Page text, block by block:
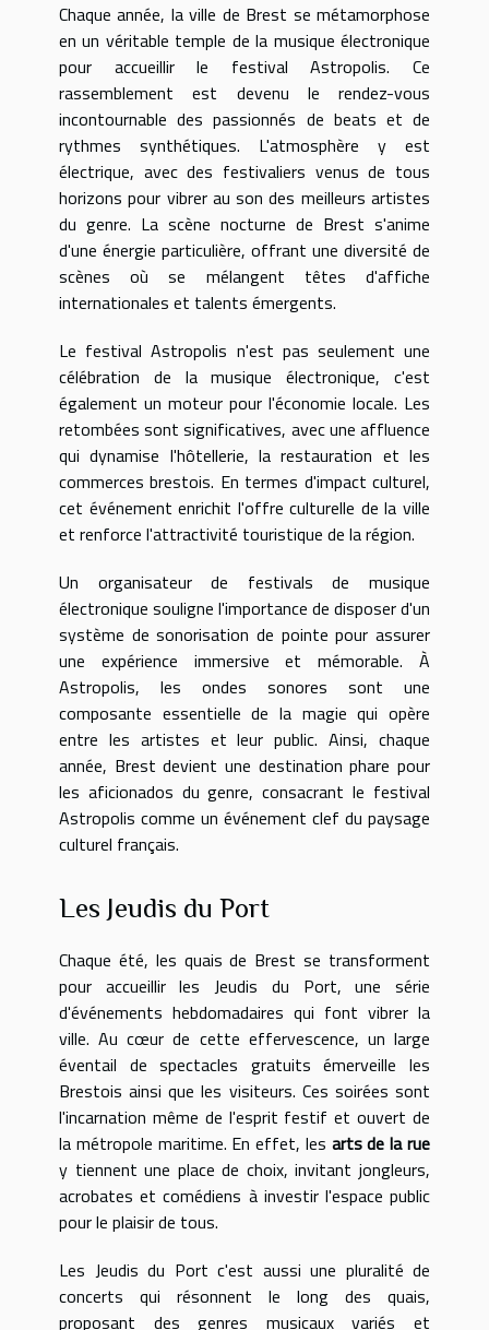
Chaque année, la ville de Brest se métamorphose
en un véritable temple de la musique électronique
pour accueillir le festival Astropolis. Ce
rassemblement est devenu le rendez-vous
incontournable des passionnés de beats et de
rythmes synthétiques. L'atmosphère y est
électrique, avec des festivaliers venus de tous
horizons pour vibrer au son des meilleurs artistes
du genre. La scène nocturne de Brest s'anime
d'une énergie particulière, offrant une diversité de
scènes où se mélangent têtes d'affiche
internationales et talents émergents.
Le festival Astropolis n'est pas seulement une
célébration de la musique électronique, c'est
également un moteur pour l'économie locale. Les
retombées sont significatives, avec une affluence
qui dynamise l'hôtellerie, la restauration et les
commerces brestois. En termes d'impact culturel,
cet événement enrichit l'offre culturelle de la ville
et renforce l'attractivité touristique de la région.
Un organisateur de festivals de musique
électronique souligne l'importance de disposer d'un
système de sonorisation de pointe pour assurer
une expérience immersive et mémorable. À
Astropolis, les ondes sonores sont une
composante essentielle de la magie qui opère
entre les artistes et leur public. Ainsi, chaque
année, Brest devient une destination phare pour
les aficionados du genre, consacrant le festival
Astropolis comme un événement clef du paysage
culturel français.
Les Jeudis du Port
Chaque été, les quais de Brest se transforment
pour accueillir les Jeudis du Port, une série
d'événements hebdomadaires qui font vibrer la
ville. Au cœur de cette effervescence, un large
éventail de spectacles gratuits émerveille les
Brestois ainsi que les visiteurs. Ces soirées sont
l'incarnation même de l'esprit festif et ouvert de
la métropole maritime. En effet, les arts de la rue
y tiennent une place de choix, invitant jongleurs,
acrobates et comédiens à investir l'espace public
pour le plaisir de tous.
Les Jeudis du Port c'est aussi une pluralité de
concerts qui résonnent le long des quais,
proposant des genres musicaux variés et